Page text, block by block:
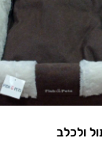
ולכלב